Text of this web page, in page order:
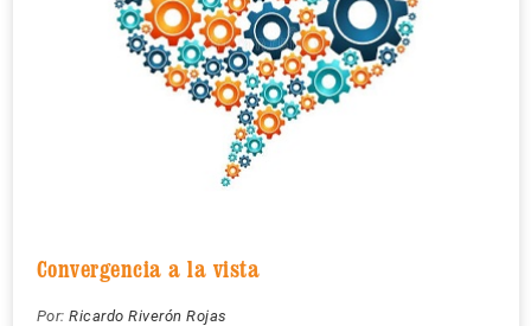
Convergencia a la vista
Por: Ricardo Riverón Rojas